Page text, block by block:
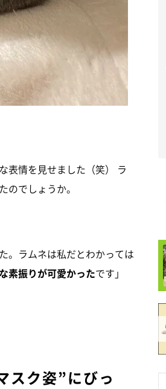
表情を見せました（笑） ラ
でしょうか。
。ラムネは私だとわかっては
素振りが可愛かったです」
スク姿”にびっ